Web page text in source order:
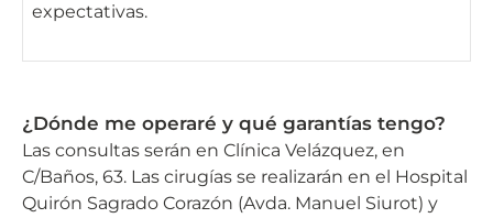
expectativas.
¿Dónde me operaré y qué garantías tengo?
Las consultas serán en Clínica Velázquez, en
C/Baños, 63. Las cirugías se realizarán en el Hospital
Quirón Sagrado Corazón (Avda. Manuel Siurot) y